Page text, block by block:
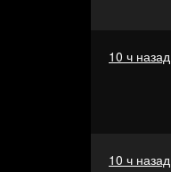
10 ч назад
10 ч назад